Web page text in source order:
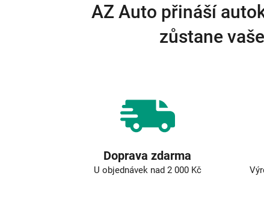
AZ Auto přináší
zůstane
Doprava zdarma
U objednávek nad 2 000 Kč